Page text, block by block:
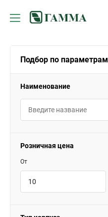
Подбор по параметрам
Наименование
Розничная цена
От